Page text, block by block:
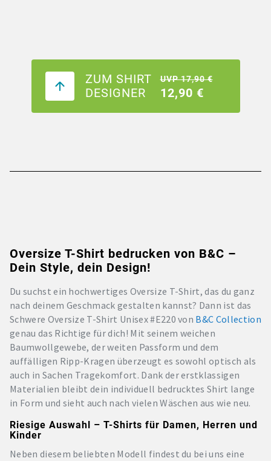
ZUM SHIRT
DESIGNER
UVP 17,90 €
12,90 €
Oversize T-Shirt bedrucken von B&C –
Dein Style, dein Design!
Du suchst ein hochwertiges Oversize T-Shirt, das du ganz
nach deinem Geschmack gestalten kannst? Dann ist das
Schwere Oversize T-Shirt Unisex #E220 von B&C Collection
genau das Richtige für dich! Mit seinem weichen
Baumwollgewebe, der weiten Passform und dem
auffälligen Ripp-Kragen überzeugt es sowohl optisch als
auch in Sachen Tragekomfort. Dank der erstklassigen
Materialien bleibt dein individuell bedrucktes Shirt lange
in Form und sieht auch nach vielen Wäschen aus wie neu.
Riesige Auswahl – T-Shirts für Damen, Herren und
Kinder
Neben diesem beliebten Modell findest du bei uns eine